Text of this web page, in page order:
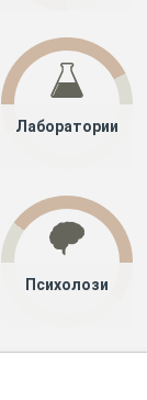
Лаборатории
Психолози